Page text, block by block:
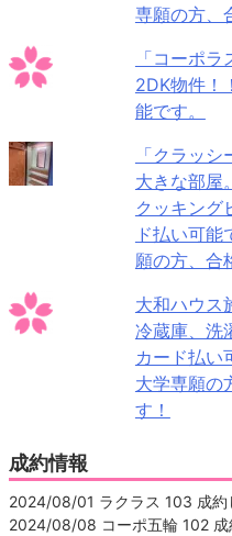
専願の方、
「コーポ
2DK物件
能です。
「クラッ
大きな部屋
クッキン
ド払い可
願の方、合
大和ハウ
冷蔵庫、
カード払
大学専願の
す！
成約情報
2024/08/01 ラクラス 103 成約
2024/08/08 コーポ五輪 102 成